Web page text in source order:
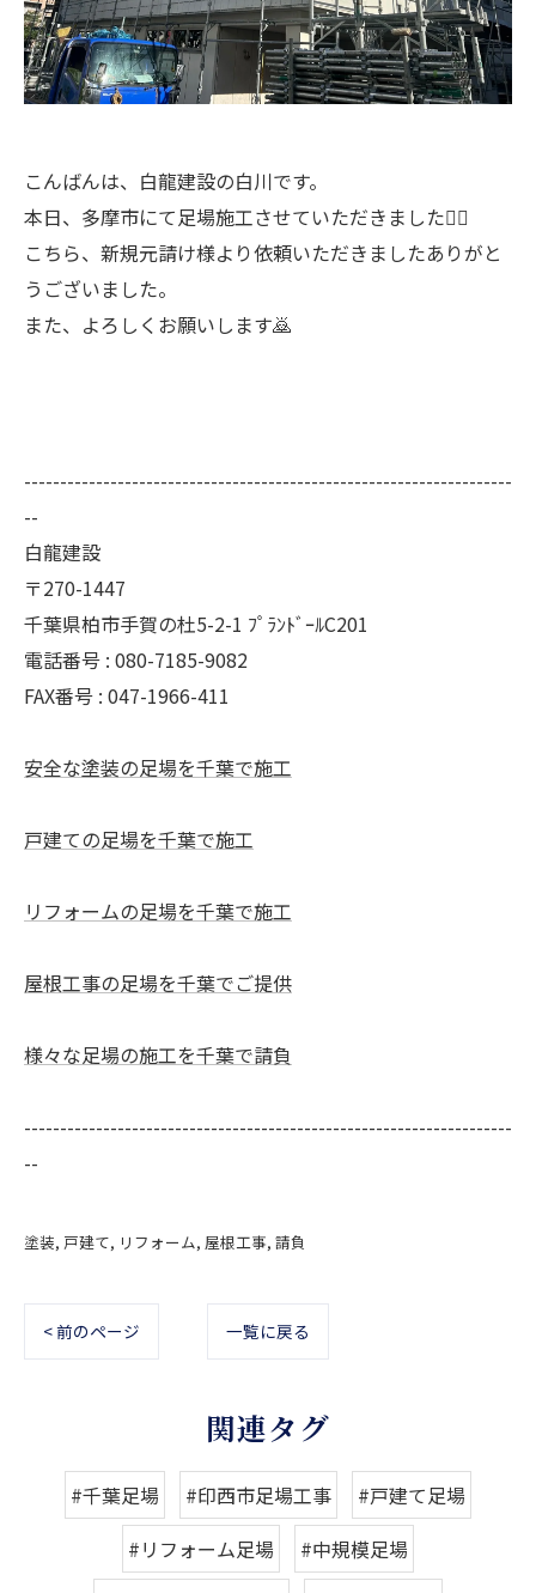
こんばんは、白龍建設の白川です。
本日、多摩市にて足場施工させていただきました🙇‍♂️
こちら、新規元請け様より依頼いただきましたありがと
うございました。
また、よろしくお願いします🙇
--------------------------------------------------------------------
--
白龍建設
〒270-1447
千葉県柏市手賀の杜5-2-1 ﾌﾟﾗﾝﾄﾞｰﾙC201
電話番号 : 080-7185-9082
FAX番号 : 047-1966-411
安全な塗装の足場を千葉で施工
戸建ての足場を千葉で施工
リフォームの足場を千葉で施工
屋根工事の足場を千葉でご提供
様々な足場の施工を千葉で請負
--------------------------------------------------------------------
--
塗装 戸建て リフォーム 屋根工事 請負
< 前のページ 一覧に戻る
関連タグ
#千葉足場 #印西市足場工事
#戸建て足場
#リフォーム足場
#中規模足場